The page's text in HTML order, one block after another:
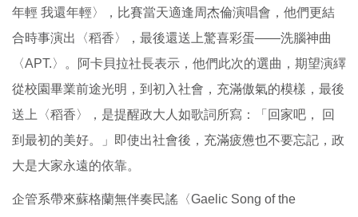
年輕 我還年輕〉，比賽當天適逢周杰倫演唱會，他們更結
合時事演出〈稻香〉，最後還送上驚喜彩蛋——洗腦神曲
〈APT.〉。阿卡貝拉社長表示，他們此次的選曲，期望演繹
從校園畢業前途光明，到初入社會，充滿傲氣的模樣，最後
送上〈稻香〉，是提醒政大人如歌詞所寫：「回家吧， 回
到最初的美好。」即使出社會後，充滿疲憊也不要忘記，政
大是大家永遠的依靠。
企管系帶來蘇格蘭無伴奏民謠〈Gaelic Song of the